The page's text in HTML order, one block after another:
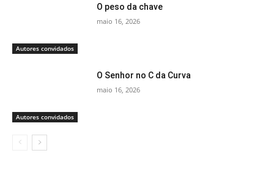
Autores convidados
O peso da chave
maio 16, 2026
Autores convidados
O Senhor no C da Curva
maio 16, 2026